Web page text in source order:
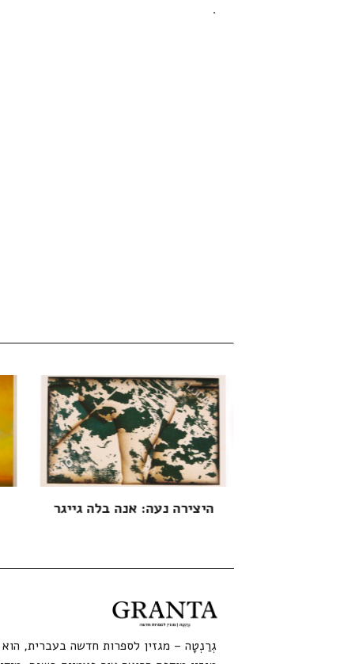
.
היצירה נעה: אנה בלה גייגר
גְרַנְטָה – מגזין לספרות חדשה בעברית, הוא